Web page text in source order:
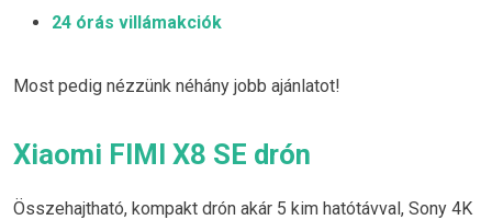
24 órás villámakciók
Most pedig nézzünk néhány jobb ajánlatot!
Xiaomi FIMI X8 SE drón
Összehajtható, kompakt drón akár 5 kim hatótávval, Sony 4K